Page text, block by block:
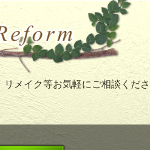
メイク等お気軽にご相談くださ